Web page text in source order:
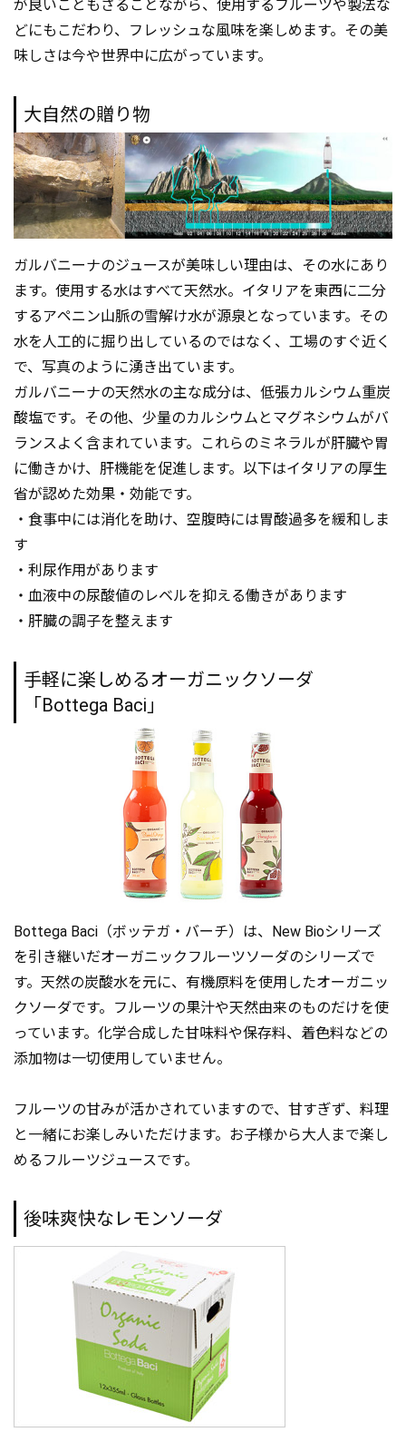
が良いこともさることながら、使用するフルーツや製法な
どにもこだわり、フレッシュな風味を楽しめます。その美
味しさは今や世界中に広がっています。
大自然の贈り物
ガルバニーナのジュースが美味しい理由は、その水にあり
ます。使用する水はすべて天然水。イタリアを東西に二分
するアペニン山脈の雪解け水が源泉となっています。その
水を人工的に掘り出しているのではなく、工場のすぐ近く
で、写真のように湧き出ています。
ガルバニーナの天然水の主な成分は、低張カルシウム重炭
酸塩です。その他、少量のカルシウムとマグネシウムがバ
ランスよく含まれています。これらのミネラルが肝臓や胃
に働きかけ、肝機能を促進します。以下はイタリアの厚生
省が認めた効果・効能です。
・食事中には消化を助け、空腹時には胃酸過多を緩和しま
す
・利尿作用があります
・血液中の尿酸値のレベルを抑える働きがあります
・肝臓の調子を整えます
手軽に楽しめるオーガニックソーダ
「Bottega Baci」
Bottega Baci（ボッテガ・バーチ）は、New Bioシリーズ
を引き継いだオーガニックフルーツソーダのシリーズで
す。天然の炭酸水を元に、有機原料を使用したオーガニッ
クソーダです。フルーツの果汁や天然由来のものだけを使
っています。化学合成した甘味料や保存料、着色料などの
添加物は一切使用していません。
フルーツの甘みが活かされていますので、甘すぎず、料理
と一緒にお楽しみいただけます。お子様から大人まで楽し
めるフルーツジュースです。
後味爽快なレモンソーダ